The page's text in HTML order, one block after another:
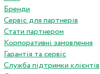
Бренди
Сервіс для партнерів
Стати партнером
Корпоративні замовлення
Гарантія та сервіс
Служба підтримки клієнтів